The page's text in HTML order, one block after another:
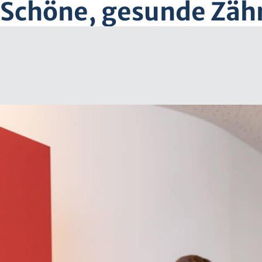
Schöne, gesunde